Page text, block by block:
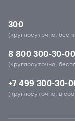
300
(круглосуточно,
8 800 300-30-00
(круглосуточно,
+7 499 300-30-
(круглосуточно, в